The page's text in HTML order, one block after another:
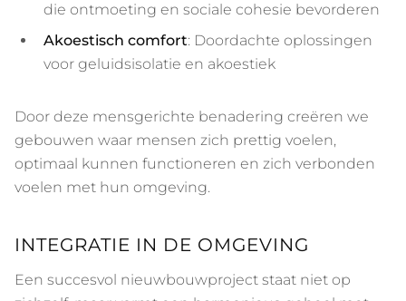
die ontmoeting en sociale cohesie bevorderen
Akoestisch comfort: Doordachte oplossingen
voor geluidsisolatie en akoestiek
Door deze mensgerichte benadering creëren we
gebouwen waar mensen zich prettig voelen,
optimaal kunnen functioneren en zich verbonden
voelen met hun omgeving.
INTEGRATIE IN DE OMGEVING
Een succesvol nieuwbouwproject staat niet op